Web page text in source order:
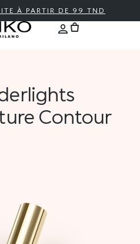
À PARTIR DE 99 TND
Contour